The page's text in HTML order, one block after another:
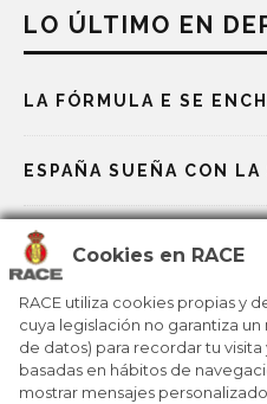
Cookies en RACE
RACE utiliza cookies propias y
cuya legislación no garantiza
de datos) para recordar tu
basadas en hábitos de
mostrar mensajes
LO ÚLTIMO EN
LA FÓRMULA E SE
ESPAÑA SUEÑA CON
LA CANTERA QUE
MOTOR
LAS BAZAS
MILÁN-CORTINA